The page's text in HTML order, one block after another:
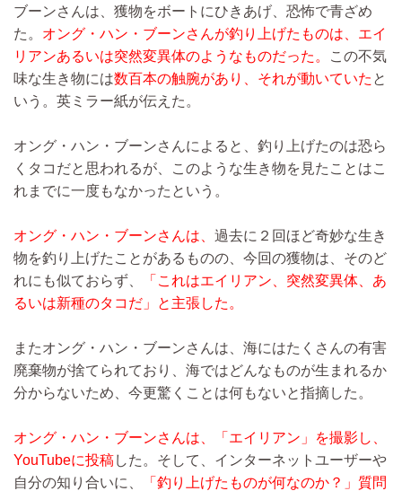
ブーンさんは、獲物をボートにひきあげ、恐怖で青ざめ
た。 オング・ハン・ブーンさんが釣り上げたものは、エイ
リアンあるいは突然変異体のようなものだった。
この不気
味な生き物には数百本の触腕があり、それが動いていた と
いう。英ミラー紙が伝えた。
オング・ハン・ブーンさんによると、釣り上げたのは恐ら
くタコだと思われるが、このような生き物を見たことはこ
れまでに一度もなかったという。
オング・ハン・ブーンさんは、 過去に２回ほど奇妙な生き
物を釣り上げたことがあるものの、今回の獲物は、そのど
れにも似ておらず、
「これはエイリアン、突然変異体、あ
るいは新種のタコだ」と主張した。
またオング・ハン・ブーンさんは、海にはたくさんの有害
廃棄物が捨てられており、海ではどんなものが生まれるか
分からないため、今更驚くことは何もないと指摘した。
オング・ハン・ブーンさんは、「エイリアン」を撮影し、
YouTubeに投稿した。そして、インターネットユーザーや
自分の知り合いに、
「釣り上げたものが何なのか？」質問